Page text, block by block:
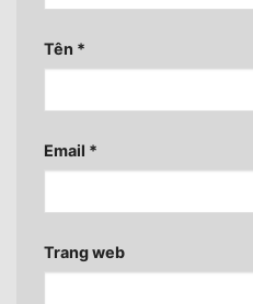
Tên *
Email *
Trang web